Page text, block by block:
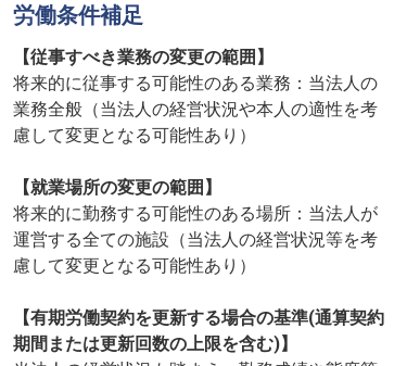
労働条件補足
【従事すべき業務の変更の範囲】
将来的に従事する可能性のある業務：当法人の
業務全般（当法人の経営状況や本人の適性を考
慮して変更となる可能性あり）
【就業場所の変更の範囲】
将来的に勤務する可能性のある場所：当法人が
運営する全ての施設（当法人の経営状況等を考
慮して変更となる可能性あり）
【有期労働契約を更新する場合の基準(通算契約
期間または更新回数の上限を含む)】